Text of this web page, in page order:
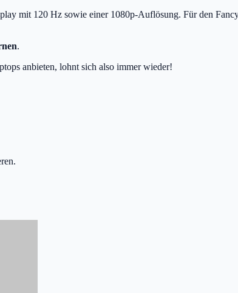
mit 120 Hz sowie einer 1080p-Auflösung. Für den
.
anbieten, lohnt sich also immer wieder!